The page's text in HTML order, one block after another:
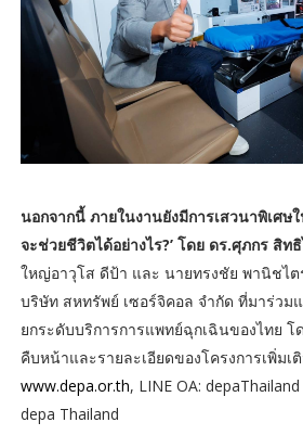
นอกจากนี้ ภายในงานยังมีการเสวนาพิเศษ
จะช่วยชีวิตได้อย่างไร?’ โดย ดร.ศุภกร สิท
ใหญ่อาวุโส ดีป้า และ นายทรงชัย พานิชไต
บริษัท สหทรัพย์ เซอร์จิคอล จำกัด ที่มาร่วม
ยกระดับบริการการแพทย์ฉุกเฉินของไทย
คืบหน้าและรายละเอียดของโครงการเพิ่มเ
www.depa.or.th, LINE OA:
depa Thailand